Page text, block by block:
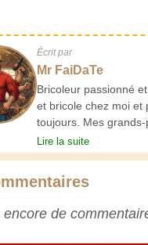
Écrit par
Mr FaiDaTe
Bricoleur passionné
et bricole chez moi et
toujours. Mes grands-
jeune, et depuis, j'ai
expérience.
apprécier le
chaque jour est une
Lire la suite
encore de